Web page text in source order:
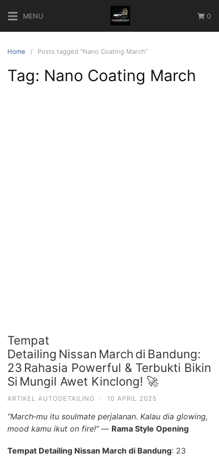
content
MENU 0
Home Posts tagged “Nano Coating March”
Tag: Nano Coating March
Tempat
Detailing Nissan March di Bandung:
23 Rahasia Powerful & Terbukti Bikin
Si Mungil Awet Kinclong! 🚀
ARTIKEL AUTODETAILING · 10 APRIL 2025
“March‑mu itu soulmate perjalanan. Kalau dia glowing,
mood kamu ikut on fire!”— Rama Style Opening
Tempat Detailing Nissan March di Bandung: 23